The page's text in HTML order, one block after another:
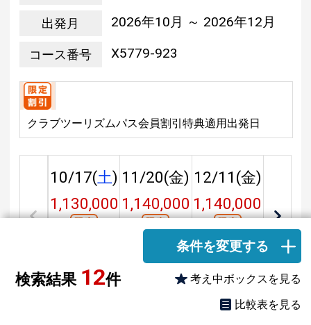
検索結果 12件
条件を変更する
考え中ボックスを見る
比較表を見る
出発月 2026年10月 ～ 2026年12月
コース番号 X5779-923
クラブツーリズムパス会員割引特典適用出発日
10/17(土)
1,130,000
11/20(金)
1,140,000
円
12/11(金)
1,140,000
円
残人数5
比較表に追加